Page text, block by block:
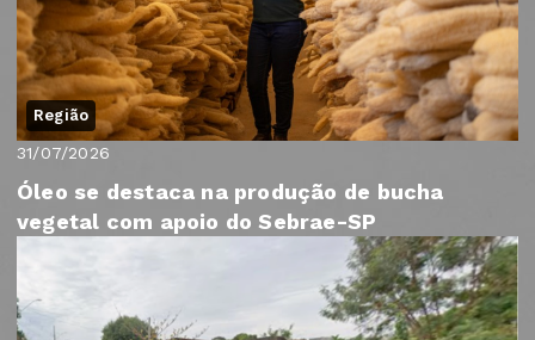
Região
31/07/2026
Óleo se destaca na produção de bucha
vegetal com apoio do Sebrae-SP